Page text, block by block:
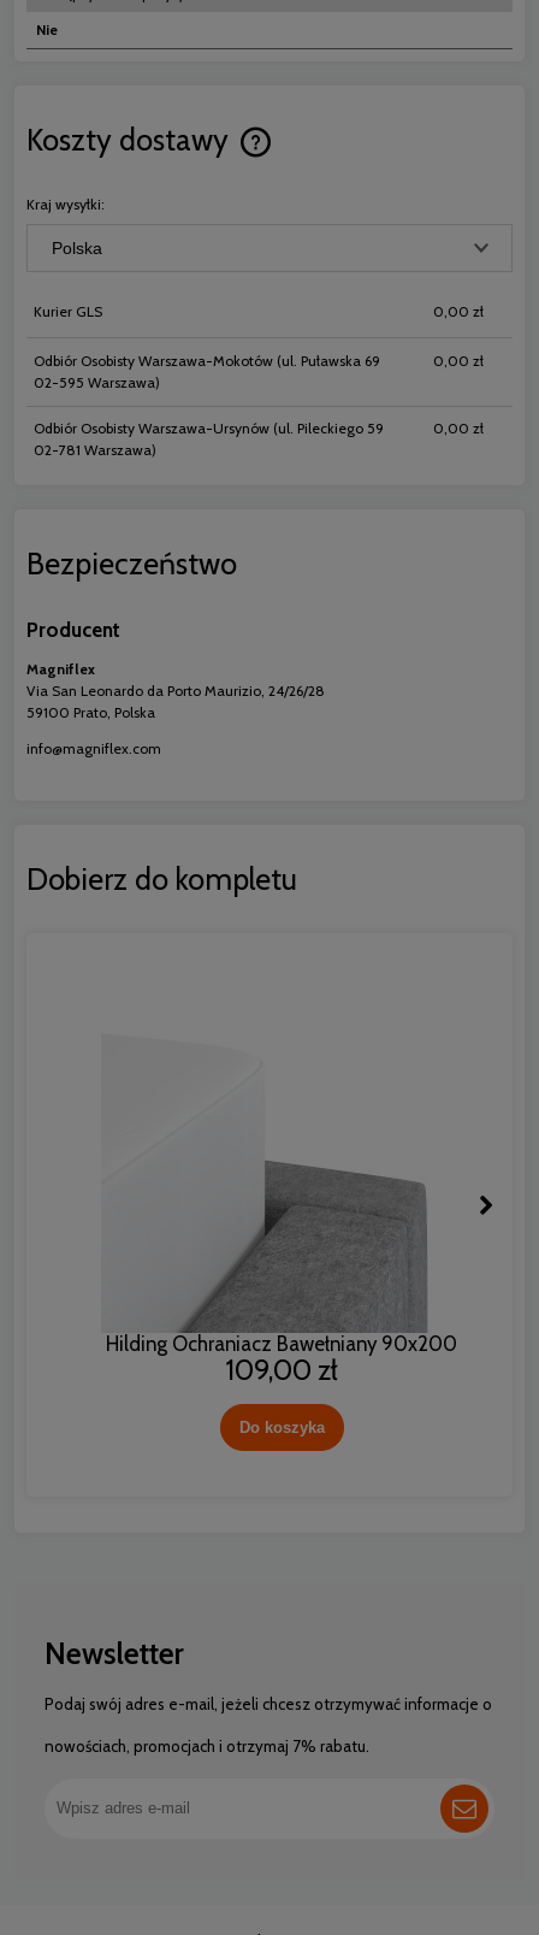
Nie
Koszty dostawy
Cena nie zawiera ewentualnych
Kraj wysyłki:
Kurier GLS 0,00 zł
Odbiór Osobisty Warszawa-Mokotów (ul. Puławska 69
02-595 Warszawa)
0,00 zł
Odbiór Osobisty Warszawa-Ursynów (ul. Pileckiego 59
02-781 Warszawa)
0,00 zł
Bezpieczeństwo
Producent
Magniflex
Via San Leonardo da Porto Maurizio, 24/26/28
59100 Prato, Polska
info@magniflex.com
Dobierz do kompletu
Hilding Ochraniacz Bawełniany 90x200
109,00 zł
Do koszyka
Newsletter
Podaj swój adres e-mail, jeżeli chcesz otrzymywać informacje o
nowościach, promocjach i otrzymaj 7% rabatu.